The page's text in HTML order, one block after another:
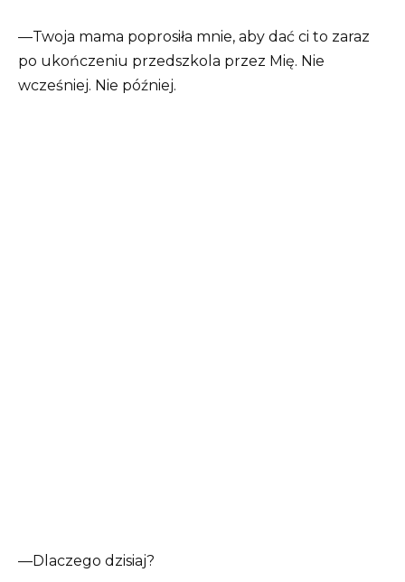
—Twoja mama poprosiła mnie, aby dać ci to zaraz
po ukończeniu przedszkola przez Mię. Nie
wcześniej. Nie później.
—Dlaczego dzisiaj?